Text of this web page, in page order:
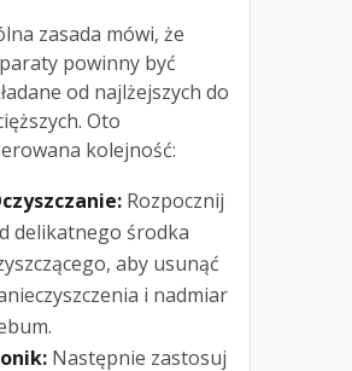
zasada mówi, że
powinny być
od najlżejszych do
Oto
kolejność:
Rozpocznij
delikatnego środka
aby usunąć
i nadmiar
Następnie zastosuj